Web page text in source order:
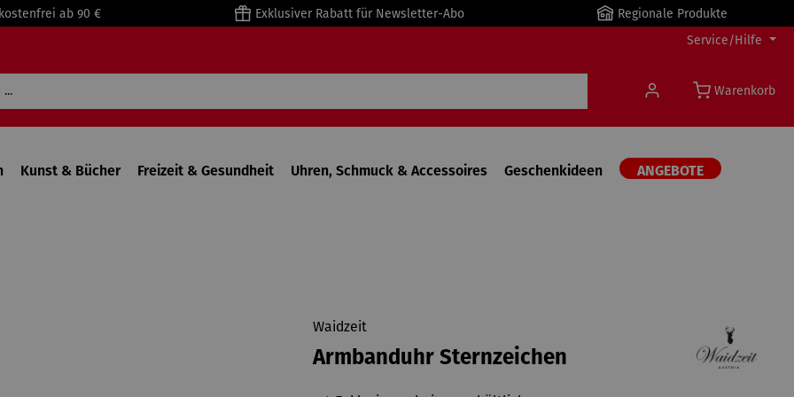
ab 90 € Exklusiver Rabatt für Newsletter-Abo
Regionale Produkte
Service/Hilfe
Warenkorb
Kunst & Bücher Freizeit & Gesundheit Uhren, Schmuck & Accessoires Geschenkideen ANGEBOTE
Waidzeit
Armbanduhr Sternzeichen